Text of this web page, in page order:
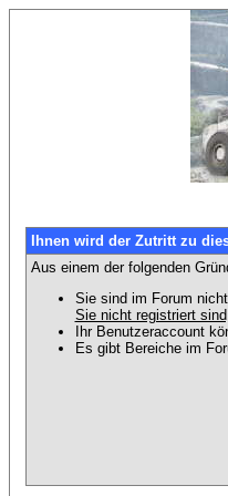
Ihnen wird der Zutritt zu
Aus einem der folgenden
Sie sind im Forum
Sie nicht registriert
Ihr Benutzeraccount
Es gibt Bereiche im